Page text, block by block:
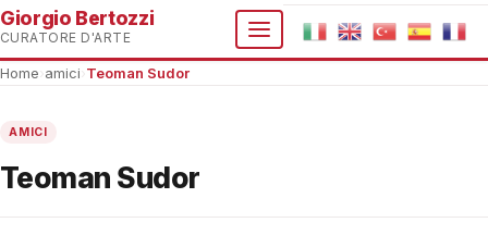
Giorgio Bertozzi
CURATORE D'ARTE
Home amici Teoman Sudor
AMICI
Teoman Sudor